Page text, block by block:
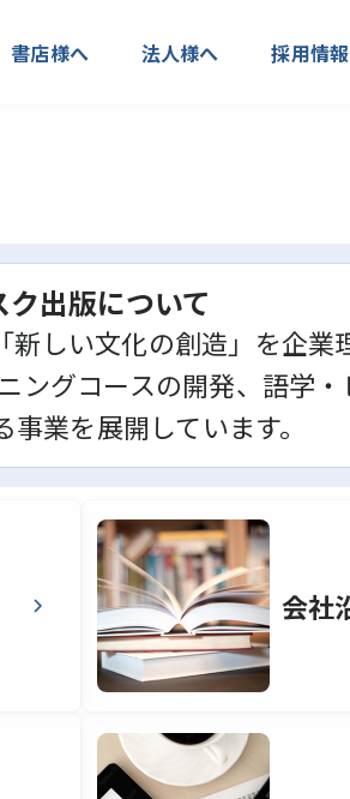
書店様へ 法人様へ 採用情報
ク出版について
しい文化の創造」を企業
グコースの開発、語学・
業を展開しています。
会社